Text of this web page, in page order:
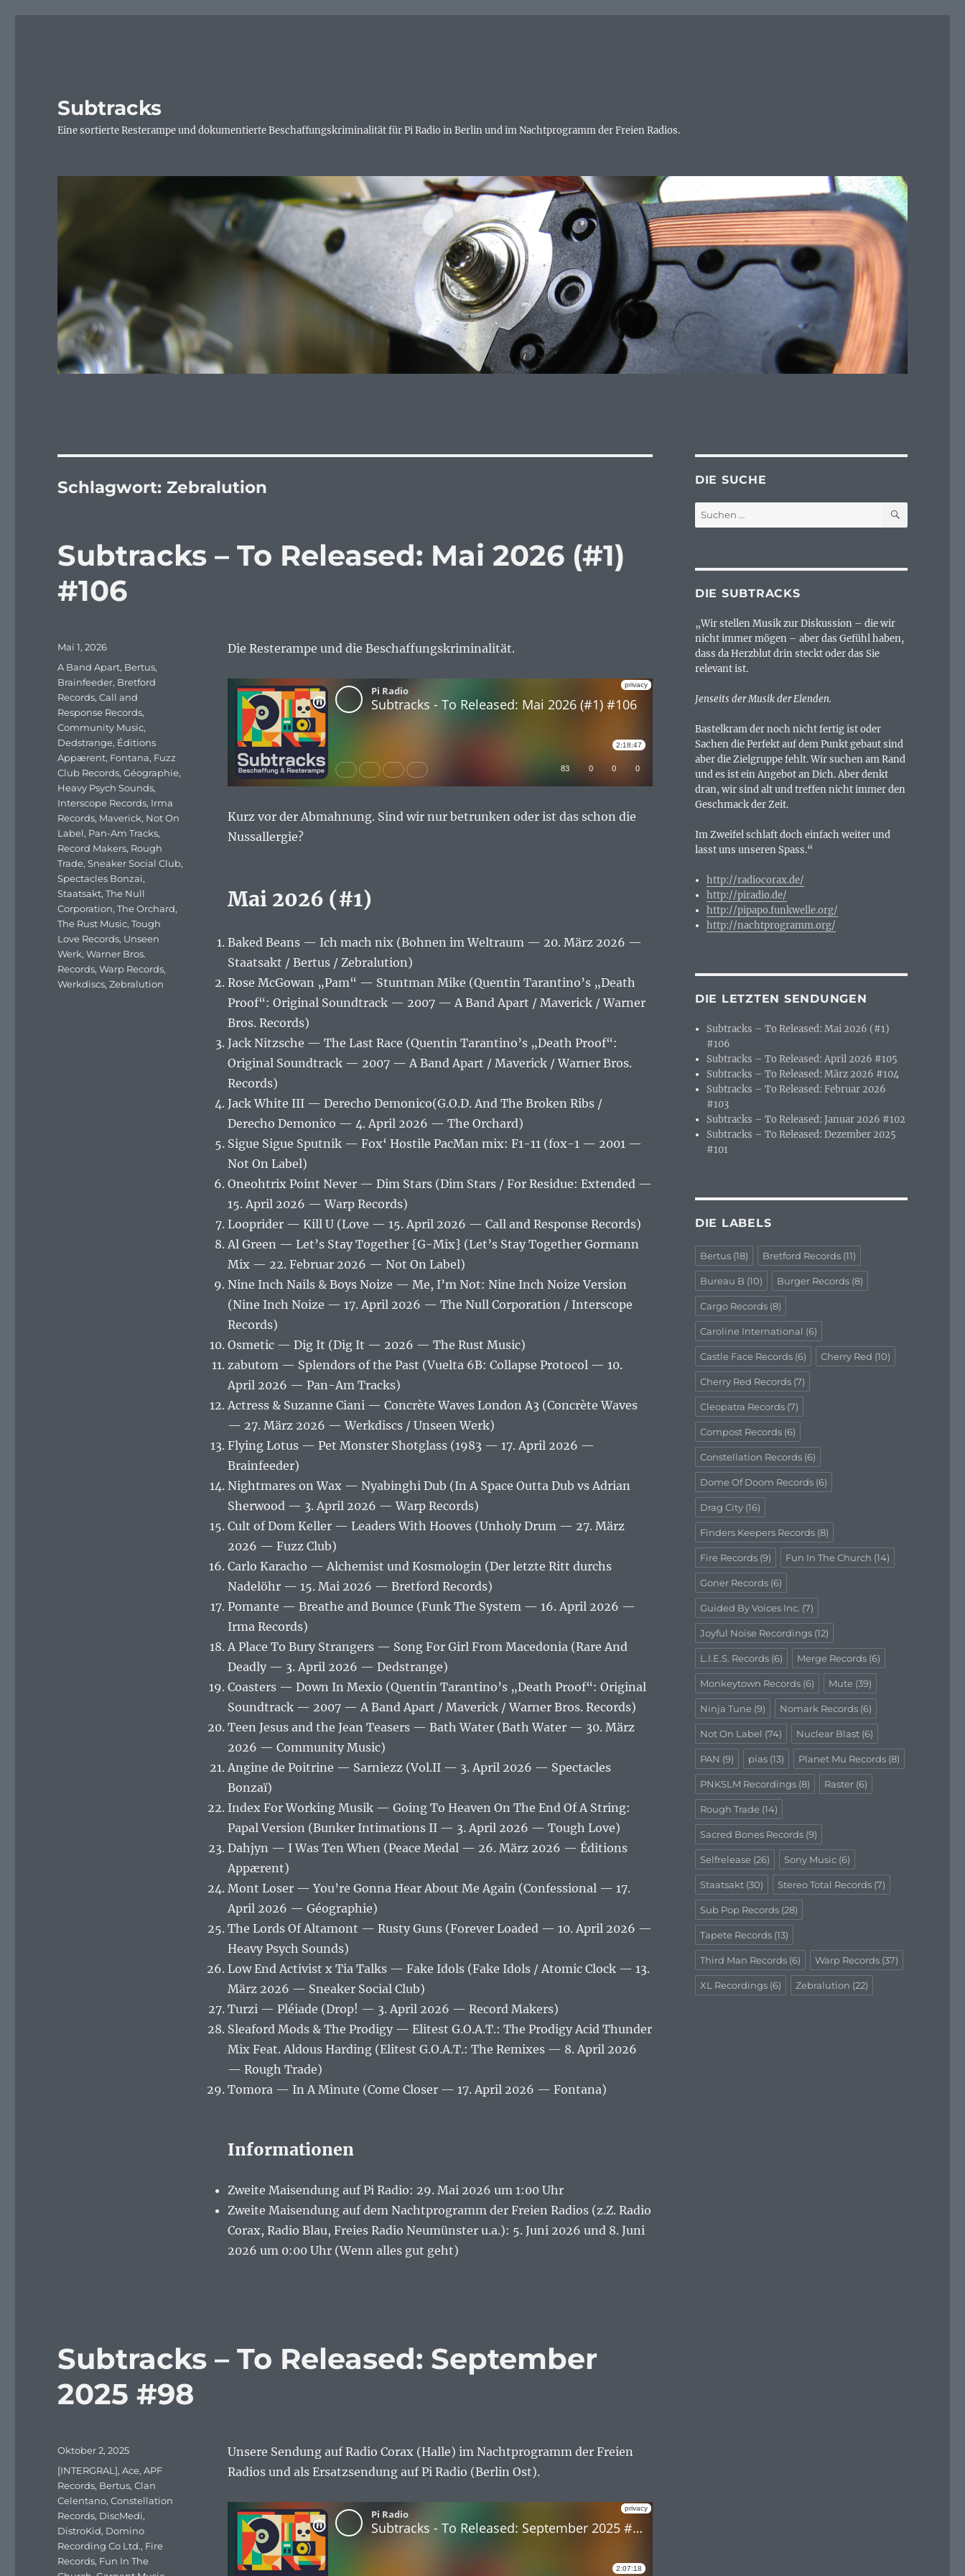
Subtracks
Eine sortierte Resterampe und dokumentierte Beschaffungskriminalität für Pi Radio in Berlin und im Nachtprogramm der Freien Radios.
Schlagwort: Zebralution
Subtracks – To Released: Mai 2026 (#1)
#106
Die Resterampe und die Beschaffungskriminalität.
Kurz vor der Abmahnung. Sind wir nur betrunken oder ist das schon die
Nussallergie?
Mai 2026 (#1)
Baked Beans — Ich mach nix (Bohnen im Weltraum — 20. März 2026 —
Staatsakt / Bertus / Zebralution)
Rose McGowan „Pam“ — Stuntman Mike (Quentin Tarantino’s „Death
Proof“: Original Soundtrack — 2007 — A Band Apart / Maverick / Warner
Bros. Records)
Jack Nitzsche — The Last Race (Quentin Tarantino’s „Death Proof“:
Original Soundtrack — 2007 — A Band Apart / Maverick / Warner Bros.
Records)
Jack White III — Derecho Demonico(G.O.D. And The Broken Ribs /
Derecho Demonico — 4. April 2026 — The Orchard)
Sigue Sigue Sputnik — Fox‘ Hostile PacMan mix: F1-11 (fox-1 — 2001 —
Not On Label)
Oneohtrix Point Never — Dim Stars (Dim Stars / For Residue: Extended —
15. April 2026 — Warp Records)
Looprider — Kill U (Love — 15. April 2026 — Call and Response Records)
Al Green — Let’s Stay Together {G-Mix} (Let’s Stay Together Gormann
Mix — 22. Februar 2026 — Not On Label)
Nine Inch Nails & Boys Noize — Me, I’m Not: Nine Inch Noize Version
(Nine Inch Noize — 17. April 2026 — The Null Corporation / Interscope
Records)
Osmetic — Dig It (Dig It — 2026 — The Rust Music)
zabutom — Splendors of the Past (Vuelta 6B: Collapse Protocol — 10.
April 2026 — Pan-Am Tracks)
Actress & Suzanne Ciani — Concrète Waves London A3 (Concrète Waves
— 27. März 2026 — Werkdiscs / Unseen Werk)
Flying Lotus — Pet Monster Shotglass (1983 — 17. April 2026 —
Brainfeeder)
Nightmares on Wax — Nyabinghi Dub (In A Space Outta Dub vs Adrian
Sherwood — 3. April 2026 — Warp Records)
Cult of Dom Keller — Leaders With Hooves (Unholy Drum — 27. März
2026 — Fuzz Club)
Carlo Karacho — Alchemist und Kosmologin (Der letzte Ritt durchs
Nadelöhr — 15. Mai 2026 — Bretford Records)
Pomante — Breathe and Bounce (Funk The System — 16. April 2026 —
Irma Records)
A Place To Bury Strangers — Song For Girl From Macedonia (Rare And
Deadly — 3. April 2026 — Dedstrange)
Coasters — Down In Mexio (Quentin Tarantino’s „Death Proof“: Original
Soundtrack — 2007 — A Band Apart / Maverick / Warner Bros. Records)
Teen Jesus and the Jean Teasers — Bath Water (Bath Water — 30. März
2026 — Community Music)
Angine de Poitrine — Sarniezz (Vol.II — 3. April 2026 — Spectacles
Bonzaï)
Index For Working Musik — Going To Heaven On The End Of A String:
Papal Version (Bunker Intimations II — 3. April 2026 — Tough Love)
Dahjyn — I Was Ten When (Peace Medal — 26. März 2026 — Éditions
Appærent)
Mont Loser — You’re Gonna Hear About Me Again (Confessional — 17.
April 2026 — Géographie)
The Lords Of Altamont — Rusty Guns (Forever Loaded — 10. April 2026 —
Heavy Psych Sounds)
Low End Activist x Tia Talks — Fake Idols (Fake Idols / Atomic Clock — 13.
März 2026 — Sneaker Social Club)
Turzi — Pléiade (Drop! — 3. April 2026 — Record Makers)
Sleaford Mods & The Prodigy — Elitest G.O.A.T.: The Prodigy Acid Thunder
Mix Feat. Aldous Harding (Elitest G.O.A.T.: The Remixes — 8. April 2026
— Rough Trade)
Tomora — In A Minute (Come Closer — 17. April 2026 — Fontana)
Informationen
Zweite Maisendung auf Pi Radio: 29. Mai 2026 um 1:00 Uhr
Zweite Maisendung auf dem Nachtprogramm der Freien Radios (z.Z. Radio
Corax, Radio Blau, Freies Radio Neumünster u.a.): 5. Juni 2026 und 8. Juni
2026 um 0:00 Uhr (Wenn alles gut geht)
Veröffentlicht
am
Mai 1, 2026
Schlagwörter
A Band Apart, Bertus,
Brainfeeder, Bretford
Records,Call and
Response Records,
Community Music,
Dedstrange, Éditions
Appærent, Fontana, Fuzz
Club Records,Géographie,
Heavy Psych Sounds,
Interscope Records, Irma
Records, Maverick, Not On
Label, Pan-Am Tracks,
Record Makers, Rough
Trade,Sneaker Social Club,
Spectacles Bonzaï,
Staatsakt,The Null
Corporation,The Orchard,
The Rust Music,Tough
Love Records, Unseen
Werk,Warner Bros.
Records,Warp Records,
Werkdiscs,Zebralution
Subtracks – To Released: September
2025 #98
Unsere Sendung auf Radio Corax (Halle) im Nachtprogramm der Freien
Radios und als Ersatzsendung auf Pi Radio (Berlin Ost).
Veröffentlicht
am
Oktober 2, 2025
Schlagwörter
[INTERGRAL],Ace,APF
Records, Bertus,Clan
Celentano,Constellation
Records, DiscMedi,
DistroKid, Domino
Recording Co Ltd., Fire
Records, Fun In The
DIE SUCHE
Suchen
nach:
SUCHEN
DIE SUBTRACKS
„Wir stellen Musik zur Diskussion – die wir
nicht immer mögen – aber das Gefühl haben,
dass da Herzblut drin steckt oder das Sie
relevant ist.
Jenseits der Musik der Elenden.
Bastelkram der noch nicht fertig ist oder
Sachen die Perfekt auf dem Punkt gebaut sind
aber die Zielgruppe fehlt. Wir suchen am Rand
und es ist ein Angebot an Dich. Aber denkt
dran, wir sind alt und treffen nicht immer den
Geschmack der Zeit.
Im Zweifel schlaft doch einfach weiter und
lasst uns unseren Spass.“
http://radiocorax.de/
http://piradio.de/
http://pipapo.funkwelle.org/
http://nachtprogramm.org/
DIE LETZTEN SENDUNGEN
Subtracks – To Released: Mai 2026 (#1)
#106
Subtracks – To Released: April 2026 #105
Subtracks – To Released: März 2026 #104
Subtracks – To Released: Februar 2026
#103
Subtracks – To Released: Januar 2026 #102
Subtracks – To Released: Dezember 2025
#101
DIE LABELS
Bertus(18) Bretford Records(11)
Bureau B (10) Burger Records(8)
Cargo Records(8)
Caroline International (6)
Castle Face Records(6) Cherry Red (10)
Cherry Red Records(7)
Cleopatra Records(7)
Compost Records(6)
Constellation Records(6)
Dome Of Doom Records(6)
Drag City(16)
Finders Keepers Records(8)
Fire Records(9) Fun In The Church (14)
Goner Records(6)
Guided By Voices Inc. (7)
Joyful Noise Recordings(12)
L.I.E.S. Records(6) Merge Records(6)
Monkeytown Records(6) Mute (39)
Ninja Tune (9) Nomark Records(6)
Not On Label (74) Nuclear Blast(6)
PAN (9) pias(13) Planet Mu Records(8)
PNKSLM Recordings(8) Raster(6)
Rough Trade (14)
Sacred Bones Records(9)
Selfrelease (26) Sony Music(6)
Staatsakt(30) Stereo Total Records(7)
Sub Pop Records(28)
Tapete Records(13)
Third Man Records(6) Warp Records(37)
XL Recordings(6) Zebralution (22)